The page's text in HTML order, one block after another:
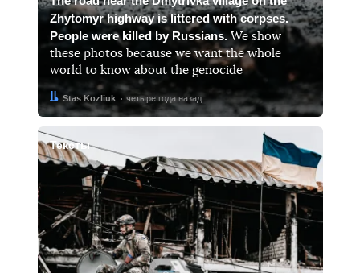
Zhytomyr highway is littered with corpses.
People were killed by Russians.We show
these photos because we want the whole
world to know about the genocide
Автор:
Stas Kozliuk
Дата: четыре года назад
Тексты